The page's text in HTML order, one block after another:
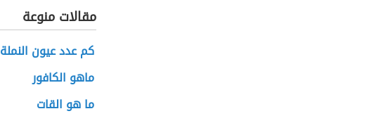
مقالات منوعة
كم عدد عيون النملة
ماهو الكافور
ما هو القات